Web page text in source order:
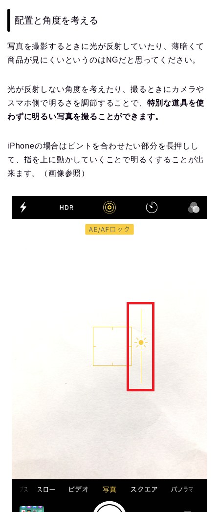
配置と角度を考える
写真を撮影するときに光が反射していたり、薄暗くて
商品が見にくいというのはNGだと思ってください。
光が反射しない角度を考えたり、撮るときにカメラや
スマホ側で明るさを調節することで、 特別な道具を使
わずに明るい写真を撮ることができます。
iPhoneの場合はピントを合わせたい部分を長押しし
て、指を上に動かしていくことで明るくすることが出
来ます。（画像参照）